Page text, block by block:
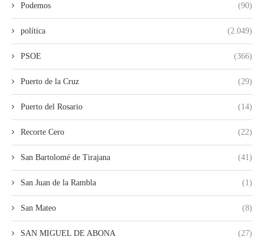
Podemos (90)
política (2.049)
PSOE (366)
Puerto de la Cruz (29)
Puerto del Rosario (14)
Recorte Cero (22)
San Bartolomé de Tirajana (41)
San Juan de la Rambla (1)
San Mateo (8)
SAN MIGUEL DE ABONA (27)